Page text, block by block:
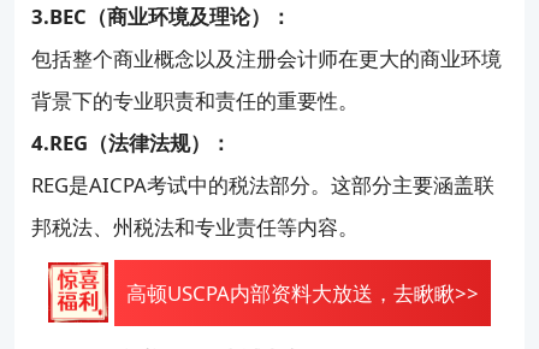
3.BEC（商业环境及理论）：
包括整个商业概念以及注册会计师在更大的商业环境
背景下的专业职责和责任的重要性。
4.REG（法律法规）：
REG是AICPA考试中的税法部分。这部分主要涵盖联
邦税法、州税法和专业责任等内容。
高顿USCPA内部资料大放送，去瞅瞅>>